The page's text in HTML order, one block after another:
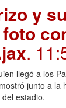
y su
.
llegó a los
junto a la
estadio.